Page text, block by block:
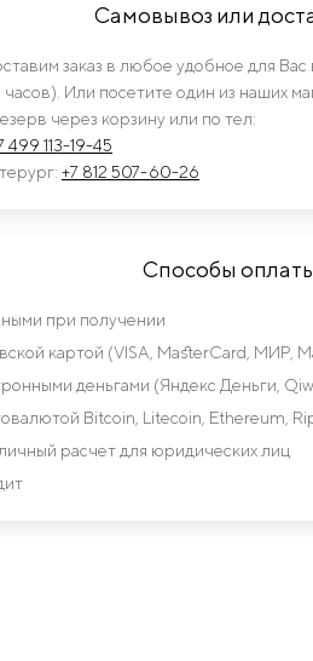
Самовывоз или
заказ в любое удобное для
Или посетите один из наших
через корзину или по тел:
499 113-19-45
+7 812 507-60-26
Способы
при получении
картой (VISA, MasterCard, МИР,
деньгами (Яндекс Деньги,
Bitcoin, Litecoin, Ethereum,
расчет для юридических лиц